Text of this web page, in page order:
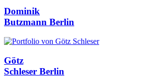
Dominik
Butzmann Berlin
Götz
Schleser Berlin